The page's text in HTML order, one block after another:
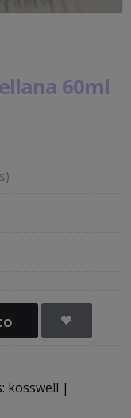
60ml
kosswell |